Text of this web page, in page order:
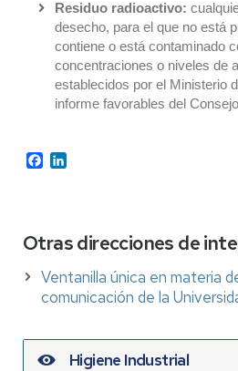
Residuo radioactivo:
desecho, para el que no está
contiene o está contaminado
concentraciones o niveles de
establecidos por el Ministerio
informe favorables del
Facebook
Otras direcciones de
Ventanilla única en materia
comunicación de la
Higiene Industrial